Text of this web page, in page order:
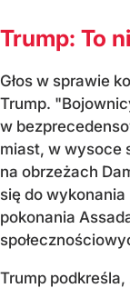
Trump: To
Głos w sprawie
Trump.
w
miast, w wysoce
na obrzeżach
się do
pokonania
Trump